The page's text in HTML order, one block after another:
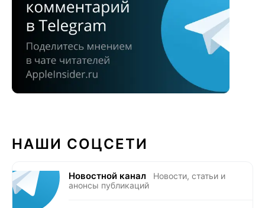
НАШИ СОЦСЕТИ
Новостной канал
Новости, статьи и
анонсы публикаций